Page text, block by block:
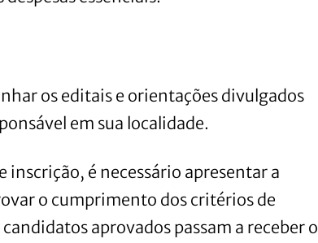
os editais e orientações divulgados
em sua localidade.
inscrição, é necessário apresentar a
o cumprimento dos critérios de
aprovados passam a receber o